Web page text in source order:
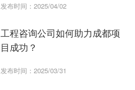
发布时间：2025/04/02
工程咨询公司如何助力成都项
目成功？
发布时间：2025/03/31